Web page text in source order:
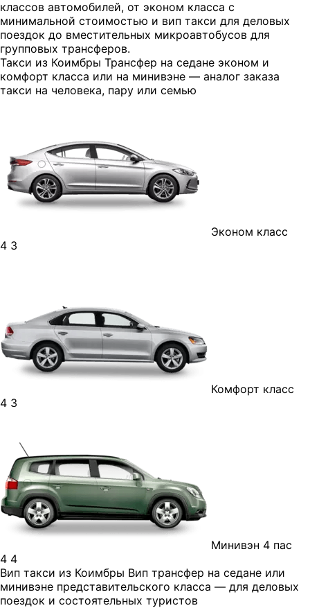
классов автомобилей, от эконом класса с
минимальной стоимостью и вип такси для деловых
поездок до вместительных микроавтобусов для
групповых трансферов.
Такси из Коимбры Трансфер на седане эконом и
комфорт класса или на минивэне — аналог заказа
такси на человека, пару или семью
Эконом класс
4 3
Комфорт класс
4 3
Минивэн 4 пас
4 4
Вип такси из Коимбры Вип трансфер на седане или
минивэне представительского класса — для деловых
поездок и состоятельных туристов